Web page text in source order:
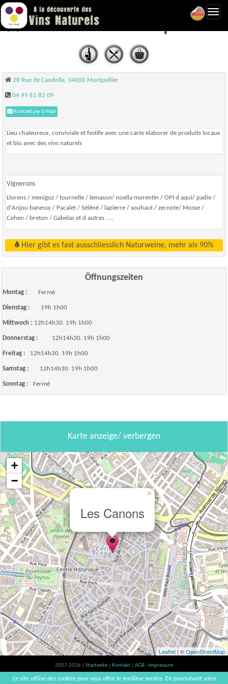
Les Canons - Montpellier
28 Rue de Candolle, 34000 Montpellier
04 99 61 82 09
Kontakt per E-Mail
Lieu chaleureux, conviviale et festife avec une carte elaborer de produits locaux
et bio avec des vins naturels
Vignerons
Llorens / menigoz / tournelle / lemason/ noella morentin / OPI d aqui/ padie /
d'Anjou banessy / Pacalet / Séléné / lapierre / souhaut / zernote/ Mosse /
Cohen / breton / Gabelas et d autres .....
Hier gibt es fast ausschliesslich Naturweine, mehr als 90%
Öffnungszeiten
Montag : Fermé
Dienstag : 19h 1h00
Mittwoch : 12h14h30. 19h 1h00
Donnerstag : 12h14h30. 19h 1h00
Freitag : 12h14h30. 19h 1h00
Samstag : 12h14h30. 19h 1h00
Sonntag : Fermé
Karte anzeige/ verbergen
Les Canons
×
+
−
Leaflet | ©OpenStreetMap
2007-2026 | Startseite Kontakt
AGB - Impressum
Der Verzehr von Alkohol ist gesundheitsschädlich, Verzehr in Maßen empfohlen |
Ce site utilise des cookies pour vous offrir le meilleur service. En poursuivant votre